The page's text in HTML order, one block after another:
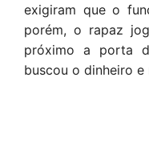
exigiram que o
porém, o rapaz
próximo a porta
buscou o dinheiro